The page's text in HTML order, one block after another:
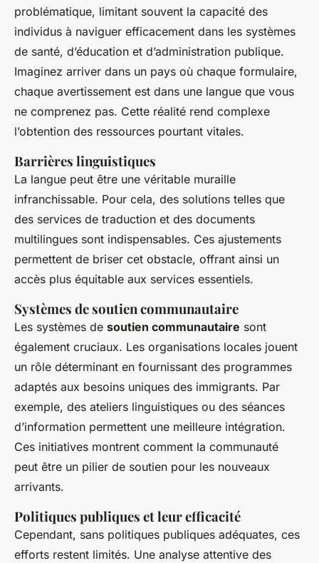
problématique, limitant souvent la capacité des
individus à naviguer efficacement dans les systèmes
de santé, d’éducation et d’administration publique.
Imaginez arriver dans un pays où chaque formulaire,
chaque avertissement est dans une langue que vous
ne comprenez pas. Cette réalité rend complexe
l’obtention des ressources pourtant vitales.
Barrières linguistiques
La langue peut être une véritable muraille
infranchissable. Pour cela, des solutions telles que
des services de traduction et des documents
multilingues sont indispensables. Ces ajustements
permettent de briser cet obstacle, offrant ainsi un
accès plus équitable aux services essentiels.
Systèmes de soutien communautaire
Les systèmes de soutien communautaire sont
également cruciaux. Les organisations locales jouent
un rôle déterminant en fournissant des programmes
adaptés aux besoins uniques des immigrants. Par
exemple, des ateliers linguistiques ou des séances
d’information permettent une meilleure intégration.
Ces initiatives montrent comment la communauté
peut être un pilier de soutien pour les nouveaux
arrivants.
Politiques publiques et leur efficacité
Cependant, sans politiques publiques adéquates, ces
efforts restent limités. Une analyse attentive des